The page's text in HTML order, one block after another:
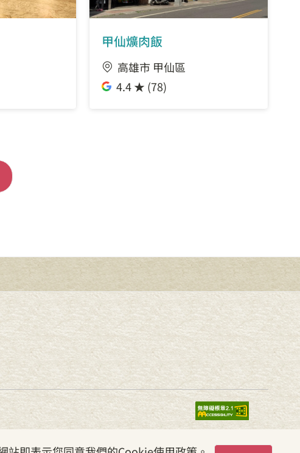
甲仙爌肉飯
高雄市 甲仙區
4.4 ★ (78)